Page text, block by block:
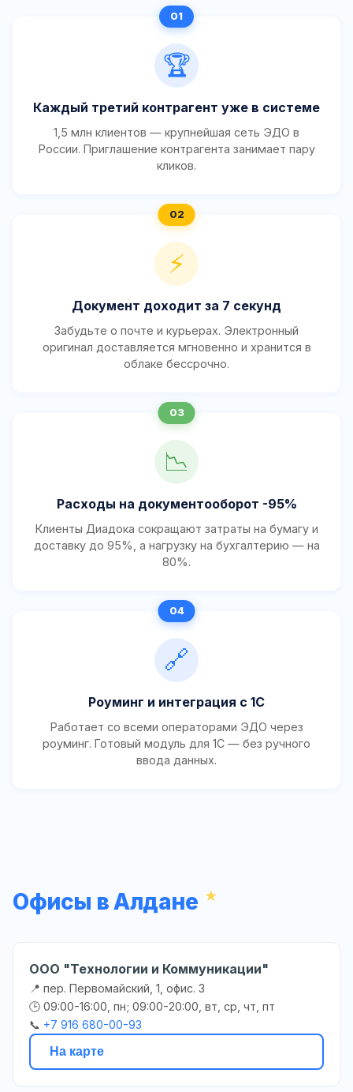
🏆
Каждый третий контрагент уже в системе
1,5 млн клиентов — крупнейшая сеть ЭДО в
России. Приглашение контрагента занимает пару
кликов.
⚡
Документ доходит за 7 секунд
Забудьте о почте и курьерах. Электронный
оригинал доставляется мгновенно и хранится в
облаке бессрочно.
📉
Расходы на документооборот -95%
Клиенты Диадока сокращают затраты на бумагу и
доставку до 95%, а нагрузку на бухгалтерию — на
80%.
🔗
Роуминг и интеграция с 1С
Работает со всеми операторами ЭДО через
роуминг. Готовый модуль для 1С — без ручного
ввода данных.
Офисы в Алдане
ООО "Технологии и Коммуникации"
📍 пер. Первомайский, 1, офис. 3
🕒 09:00-16:00, пн; 09:00-20:00, вт, ср, чт, пт
📞 +7 916 680-00-93
На карте